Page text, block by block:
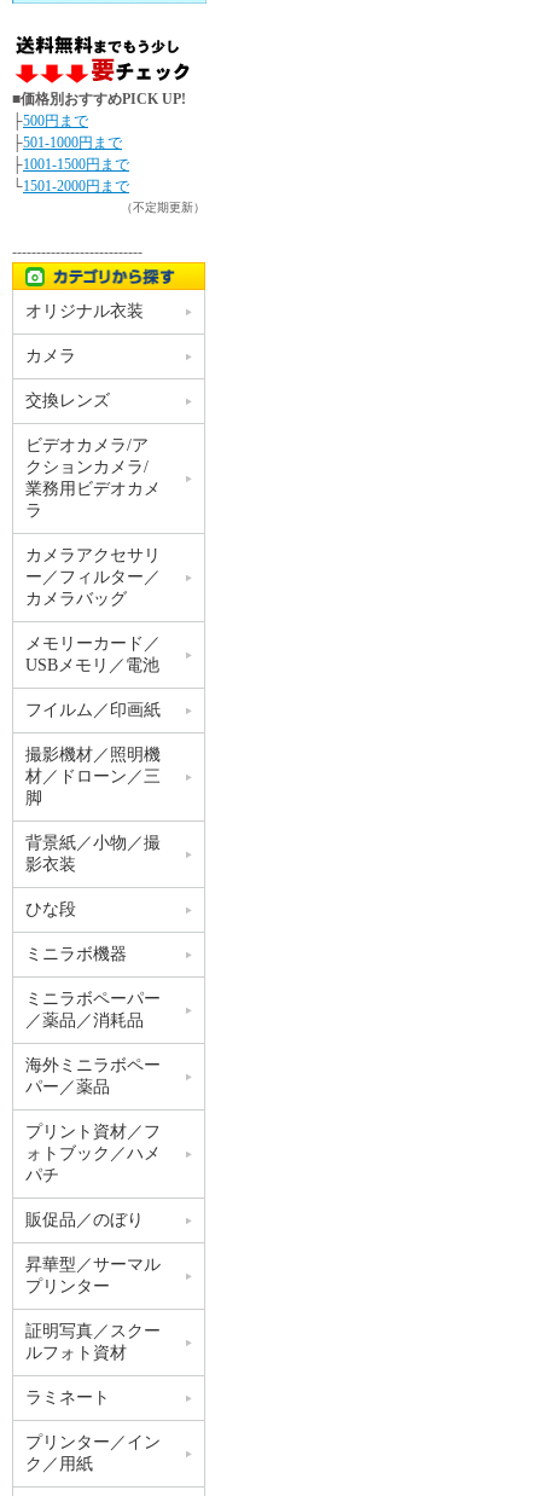
■価格別おすすめPICK UP!
├500円まで
├501-1000円まで
├1001-1500円まで
└1501-2000円まで
（不定期更新）
---------------------------
オリジナル衣装
カメラ
交換レンズ
ビデオカメラ/ア
クションカメラ/
業務用ビデオカメ
ラ
カメラアクセサリ
ー／フィルター／
カメラバッグ
メモリーカード／
USBメモリ／電池
フイルム／印画紙
撮影機材／照明機
材／ドローン／三
脚
背景紙／小物／撮
影衣装
ひな段
ミニラボ機器
ミニラボペーパー
／薬品／消耗品
海外ミニラボペー
パー／薬品
プリント資材／フ
ォトブック／ハメ
パチ
販促品／のぼり
昇華型／サーマル
プリンター
証明写真／スクー
ルフォト資材
ラミネート
プリンター／イン
ク／用紙